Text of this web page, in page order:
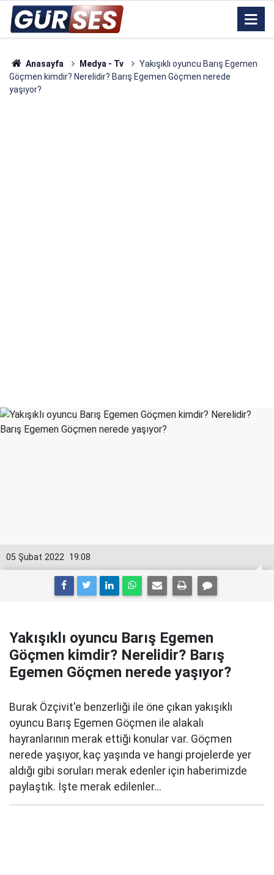
Anasayfa Medya - Tv
Yakışıklı oyuncu Barış Egemen
Göçmen kimdir? Nerelidir? Barış Egemen Göçmen nerede
yaşıyor?
19:08
05 Şubat 2022
Yakışıklı oyuncu Barış Egemen
Göçmen kimdir? Nerelidir? Barış
Egemen Göçmen nerede yaşıyor?
Burak Özçivit'e benzerliği ile öne çıkan yakışıklı
oyuncu Barış Egemen Göçmen ile alakalı
hayranlarının merak ettiği konular var. Göçmen
nerede yaşıyor, kaç yaşında ve hangi projelerde yer
aldığı gibi soruları merak edenler için haberimizde
paylaştık. İşte merak edilenler...